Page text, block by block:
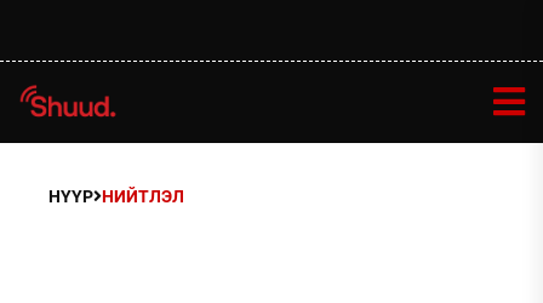
НҮҮР НИЙТЛЭЛ